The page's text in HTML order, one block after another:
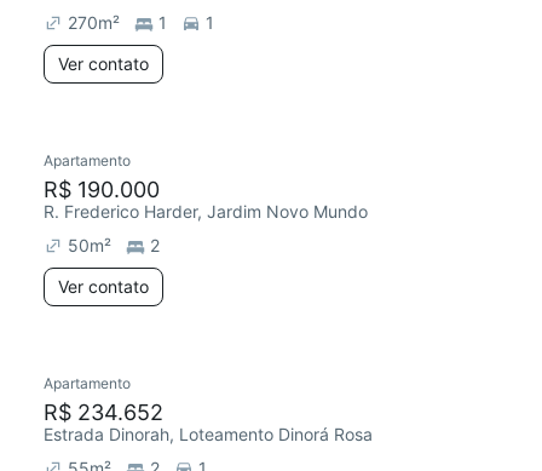
270m² 1
1
Ver contato
Apartamento
R$ 190.000
R. Frederico Harder, Jardim Novo Mundo
50m²
2
Ver contato
Apartamento
R$ 234.652
Estrada Dinorah, Loteamento Dinorá Rosa